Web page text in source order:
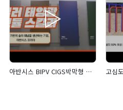
아반시스 BIPV CIGS박막형 태양광패널 '스칼라'